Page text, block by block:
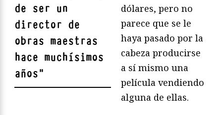
de ser un
director de
obras maestras
hace muchísimos
años"
dólares, pero no
parece que se le
haya pasado por la
cabeza producirse
a sí mismo una
película vendiendo
alguna de ellas.